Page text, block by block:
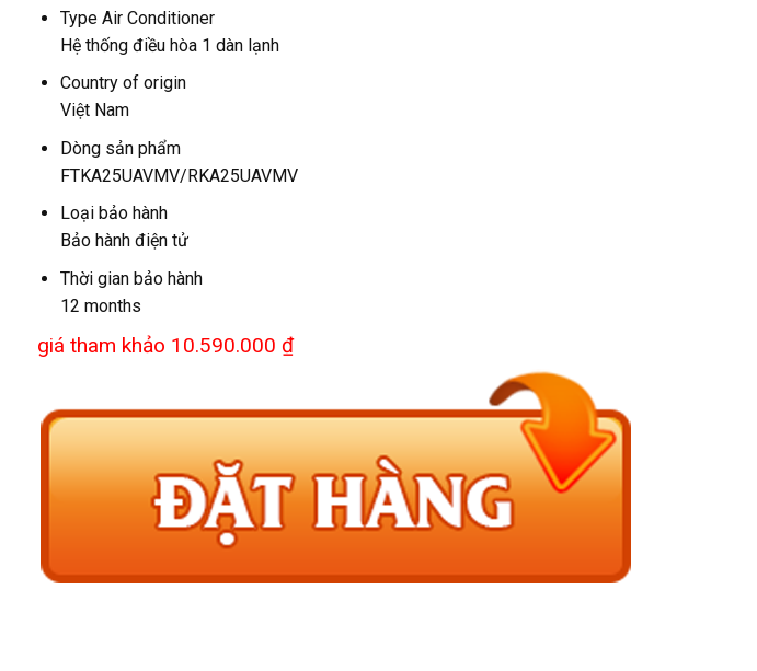
Type Air Conditioner
Hệ thống điều hòa 1 dàn lạnh
Country of origin
Việt Nam
Dòng sản phẩm
FTKA25UAVMV/RKA25UAVMV
Loại bảo hành
Bảo hành điện tử
Thời gian bảo hành
12 months
giá tham khảo 10.590.000 ₫